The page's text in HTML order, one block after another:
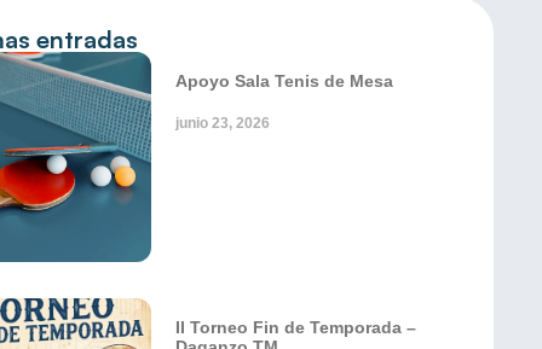
entradas
Apoyo Sala Tenis de Mesa
junio 23, 2026
II Torneo Fin de Temporada –